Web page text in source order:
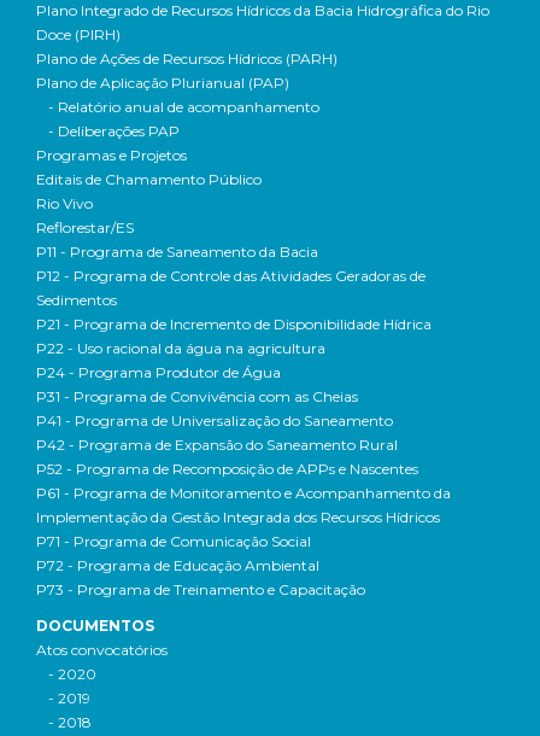
Plano Integrado de Recursos Hídricos da Bacia Hidrográfica do Rio
Doce (PIRH)
Plano de Ações de Recursos Hídricos (PARH)
Plano de Aplicação Plurianual (PAP)
- Relatório anual de acompanhamento
- Deliberações PAP
Programas e Projetos
Editais de Chamamento Público
Rio Vivo
Reflorestar/ES
P11 - Programa de Saneamento da Bacia
P12 - Programa de Controle das Atividades Geradoras de
Sedimentos
P21 - Programa de Incremento de Disponibilidade Hídrica
P22 - Uso racional da água na agricultura
P24 - Programa Produtor de Água
P31 - Programa de Convivência com as Cheias
P41 - Programa de Universalização do Saneamento
P42 - Programa de Expansão do Saneamento Rural
P52 - Programa de Recomposição de APPs e Nascentes
P61 - Programa de Monitoramento e Acompanhamento da
Implementação da Gestão Integrada dos Recursos Hídricos
P71 - Programa de Comunicação Social
P72 - Programa de Educação Ambiental
P73 - Programa de Treinamento e Capacitação
DOCUMENTOS
Atos convocatórios
- 2020
- 2019
- 2018